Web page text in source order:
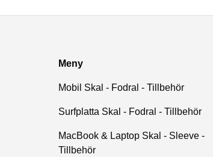
Meny
Mobil Skal - Fodral - Tillbehör
Surfplatta Skal - Fodral - Tillbehör
MacBook & Laptop Skal - Sleeve -
Tillbehör